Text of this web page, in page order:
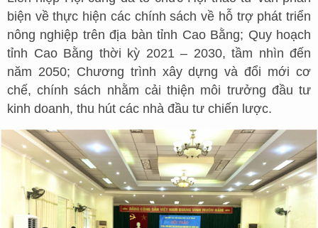
biện về thực hiện các chính sách về hỗ trợ phát triển
nông nghiệp trên địa bàn tỉnh Cao Bằng; Quy hoạch
tỉnh Cao Bằng thời kỳ 2021 – 2030, tầm nhìn đến
năm 2050; Chương trình xây dựng và đổi mới cơ
chế, chính sách nhằm cải thiện môi trưởng đầu tư
kinh doanh, thu hút các nhà đầu tư chiến lược.